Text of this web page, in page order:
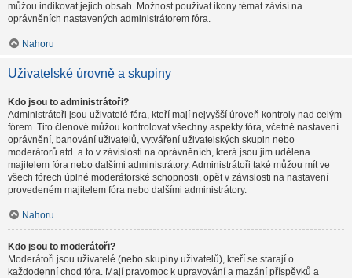
můžou indikovat jejich obsah. Možnost používat ikony témat závisí na
oprávněních nastavených administrátorem fóra.
Nahoru
Uživatelské úrovně a skupiny
Kdo jsou to administrátoři?
Administrátoři jsou uživatelé fóra, kteří mají nejvyšší úroveň kontroly nad celým
fórem. Tito členové můžou kontrolovat všechny aspekty fóra, včetně nastavení
oprávnění, banování uživatelů, vytváření uživatelských skupin nebo
moderátorů atd. a to v závislosti na oprávněních, která jsou jim udělena
majitelem fóra nebo dalšími administrátory. Administrátoři také můžou mít ve
všech fórech úplné moderátorské schopnosti, opět v závislosti na nastavení
provedeném majitelem fóra nebo dalšími administrátory.
Nahoru
Kdo jsou to moderátoři?
Moderátoři jsou uživatelé (nebo skupiny uživatelů), kteří se starají o
každodenní chod fóra. Mají pravomoc k upravování a mazání příspěvků a